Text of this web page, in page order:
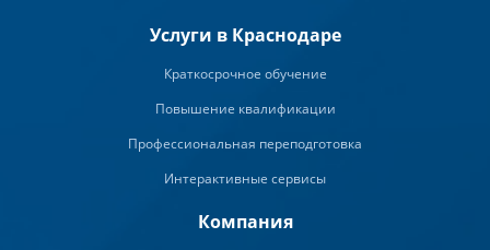
Услуги в Краснодаре
Краткосрочное обучение
Повышение квалификации
Профессиональная переподготовка
Интерактивные сервисы
Компания